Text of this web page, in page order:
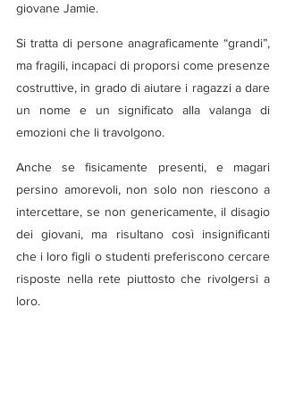
giovane Jamie.
Si tratta di persone anagraficamente “grandi”,
ma fragili, incapaci di proporsi come presenze
costruttive, in grado di aiutare i ragazzi a dare
un nome e un significato alla valanga di
emozioni che li travolgono.
Anche se fisicamente presenti, e magari
persino amorevoli, non solo non riescono a
intercettare, se non genericamente, il disagio
dei giovani, ma risultano così insignificanti
che i loro figli o studenti preferiscono cercare
risposte nella rete piuttosto che rivolgersi a
loro.